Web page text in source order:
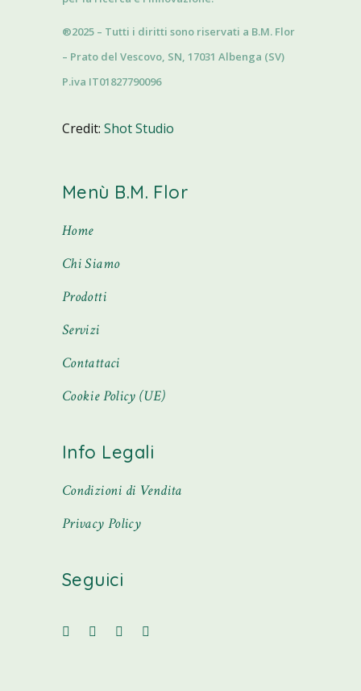
®2025 – Tutti i diritti sono riservati a B.M. Flor
– Prato del Vescovo, SN, 17031 Albenga (SV)
P.iva IT01827790096
Credit:Shot Studio
Menù B.M. Flor
Home
Chi Siamo
Prodotti
Servizi
Contattaci
Cookie Policy (UE)
Info Legali
Condizioni di Vendita
Privacy Policy
Seguici